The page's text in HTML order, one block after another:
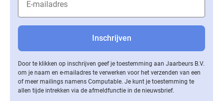
Door te klikken op inschrijven geef je toestemming aan Jaarbeurs B.V.
om je naam en e-mailadres te verwerken voor het verzenden van een
of meer mailings namens Computable. Je kunt je toestemming te
allen tijde intrekken via de af­meld­func­tie in de nieuwsbrief.